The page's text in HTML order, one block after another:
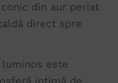
din aur periat
direct spre
este